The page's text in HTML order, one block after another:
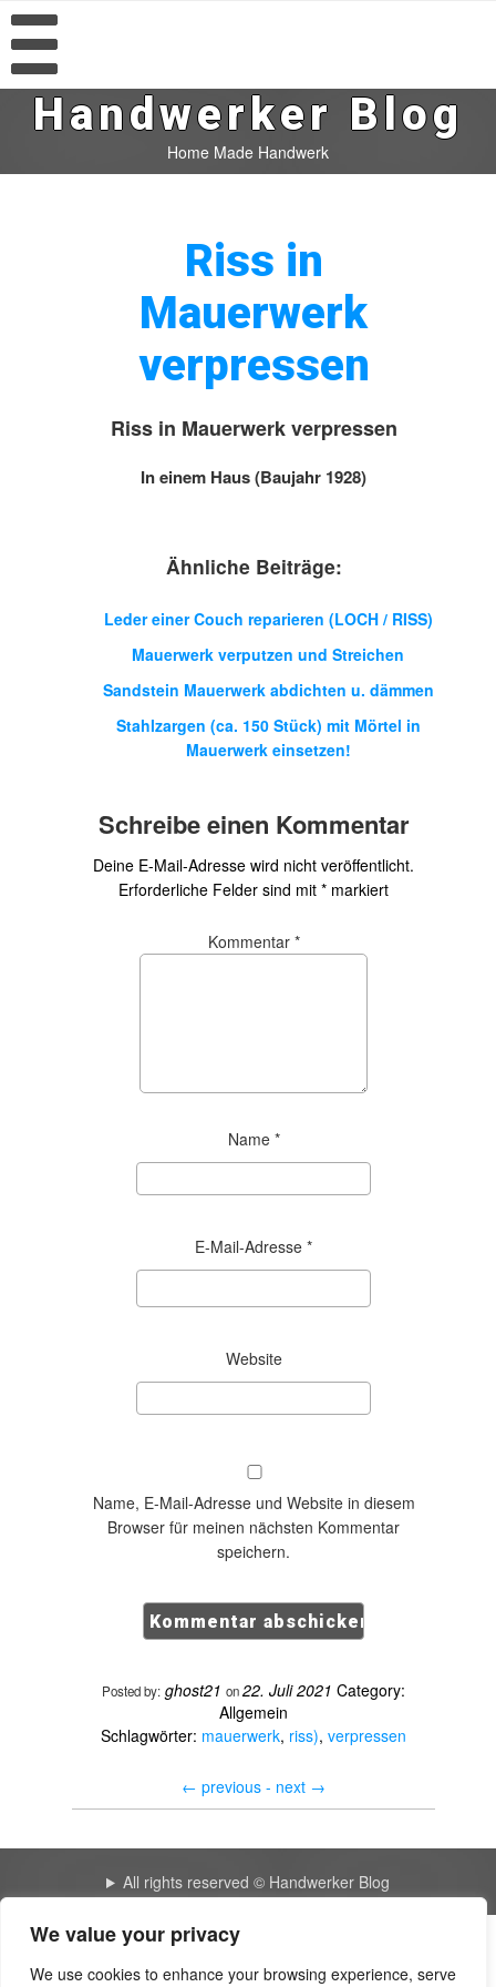
We value your privacy
We use cookies to enhance your browsing experience, serve
Handwerker Blog
Home Made Handwerk
Riss in
Mauerwerk
verpressen
Riss in Mauerwerk verpressen
In einem Haus (Baujahr 1928)
Ähnliche Beiträge:
Leder einer Couch reparieren (LOCH / RISS)
Mauerwerk verputzen und Streichen
Sandstein Mauerwerk abdichten u. dämmen
Stahlzargen (ca. 150 Stück) mit Mörtel in
Mauerwerk einsetzen!
Schreibe einen Kommentar
Deine E-Mail-Adresse wird nicht veröffentlicht.
Erforderliche Felder sind mit * markiert
Kommentar *
Name *
E-Mail-Adresse *
Website
Name, E-Mail-Adresse und Website in diesem
Browser für meinen nächsten Kommentar
speichern.
Posted by: ghost21 on22. Juli 2021 Category:
Allgemein
Schlagwörter: mauerwerk, riss), verpressen
← previous - next →
All rights reserved © Handwerker Blog